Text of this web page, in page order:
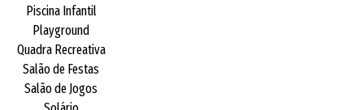
Piscina Infantil
Playground
Quadra Recreativa
Salão de Festas
Salão de Jogos